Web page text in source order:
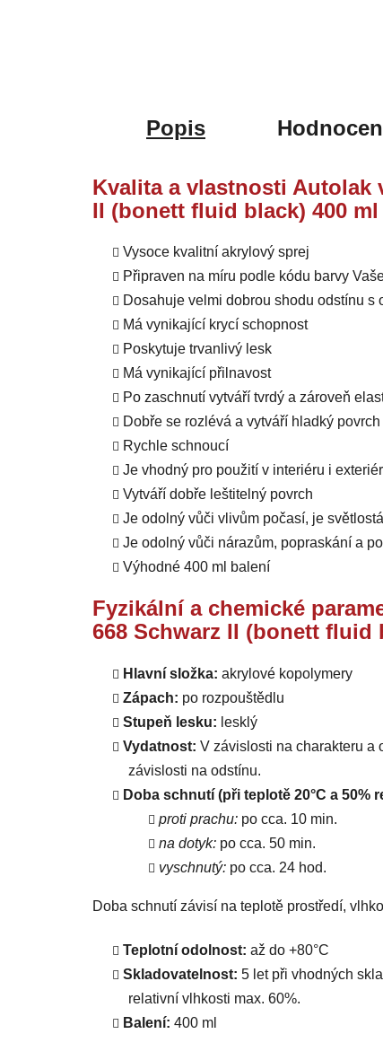
Popis
Kvalita a vlastnosti Autolak
II (bonett fluid black) 400 ml
Vysoce kvalitní akrylový sprej
Připraven na míru podle kódu barvy
Dosahuje velmi dobrou shodu odstínu s
Má vynikající krycí schopnost
Poskytuje trvanlivý lesk
Má vynikající přilnavost
Po zaschnutí vytváří tvrdý a zároveň
Dobře se rozlévá a vytváří hladký povrch
Rychle schnoucí
Je vhodný pro použití v interiéru i
Vytváří dobře leštitelný povrch
Je odolný vůči vlivům počasí, je
Je odolný vůči nárazům, popraskání a
Výhodné 400 ml balení
Fyzikální a chemické
668 Schwarz II (bonett fluid
Hlavní složka: akrylové kopolymery
Zápach: po rozpouštědlu
Stupeň lesku: lesklý
Vydatnost: V závislosti na charakteru a
závislosti na odstínu.
Doba schnutí (při teplotě 20°C a 50%
proti prachu: po cca. 10 min.
na dotyk: po cca. 50 min.
vyschnutý: po cca. 24 hod.
Doba schnutí závisí na teplotě prostředí,
Teplotní odolnost: až do +80°C
Skladovatelnost: 5 let při vhodných
relativní vlhkosti max. 60%.
Balení: 400 ml